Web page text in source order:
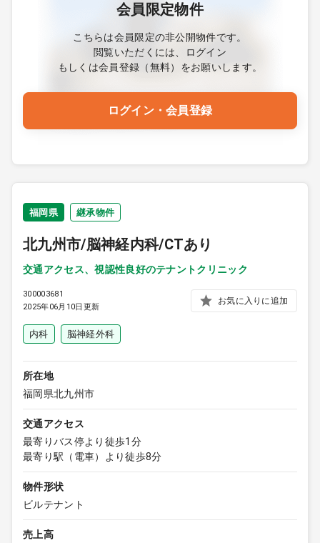
会員限定物件
こちらは会員限定の非公開物件です。
閲覧いただくには、ログイン
もしくは会員登録（無料）をお願いします。
ログイン・会員登録
福岡県 継承物件
北九州市/脳神経内科/CTあり
交通アクセス、視認性良好のテナントクリニック
300003681
2025年06月10日更新
お気に入りに追加
内科 脳神経外科
所在地
福岡県北九州市
交通アクセス
最寄りバス停より徒歩1分
最寄り駅（電車）より徒歩8分
物件形状
ビルテナント
売上高